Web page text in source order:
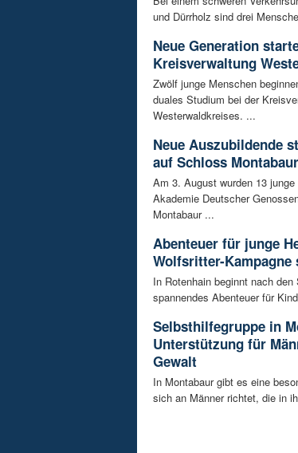
und Dürrholz sind drei
Neue Generation
Kreisverwaltung
Zwölf junge Menschen
duales Studium bei der
Westerwaldkreises. ...
Neue Auszubildende
auf Schloss Montabaur
Am 3. August wurden 13
Akademie Deutscher
Montabaur ...
Abenteuer für junge
Wolfsritter-
In Rotenhain beginnt nach
spannendes Abenteuer für
Selbsthilfegruppe in
Unterstützung für
Gewalt
In Montabaur gibt es eine
sich an Männer richtet, die in